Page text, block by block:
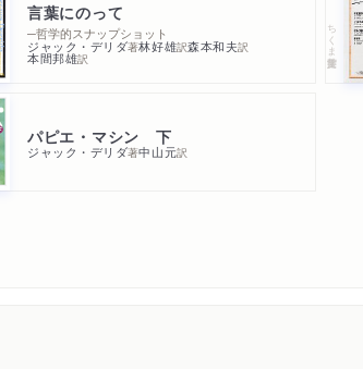
言葉にのって
─哲学的スナップショット
ジャック・デリダ著林好雄訳森本和夫訳
本間邦雄訳
ちくま学芸文庫
パピエ・マシン 下
ジャック・デリダ著中山元訳